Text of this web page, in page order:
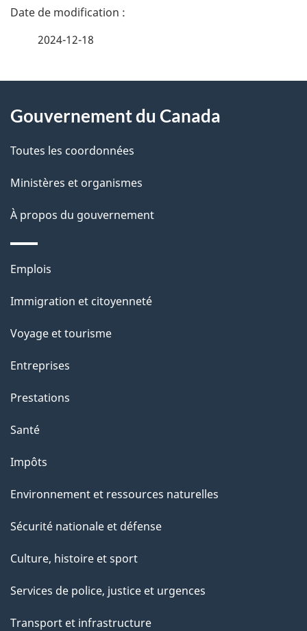
D
i
l
s
d
e
l
a
p
a
g
e
2024-12-18
propos
de
ce
site
Gouvernement du Canada
Toutes les coordonnées
Ministères et organismes
À propos du gouvernement
Thèmes
sujets
Emplois
Immigration et citoyenneté
Voyage et tourisme
Entreprises
Prestations
Santé
Impôts
Environnement et ressources naturelles
Sécurité nationale et défense
Culture, histoire et sport
Services de police, justice et urgences
Transport et infrastructure